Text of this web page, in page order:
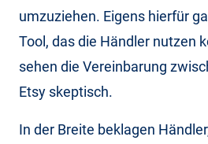
umzuziehen. Eigens hierfür
Tool, das die Händler nutzen
sehen die Vereinbarung
Etsy skeptisch.
In der Breite beklagen